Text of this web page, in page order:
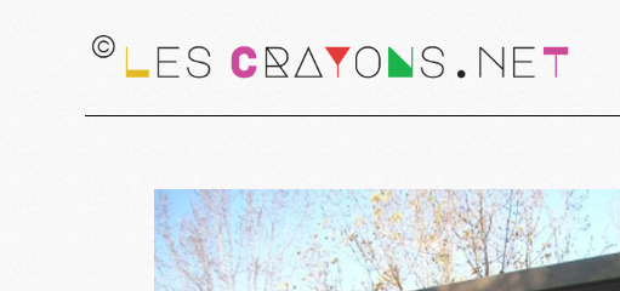
Design Web